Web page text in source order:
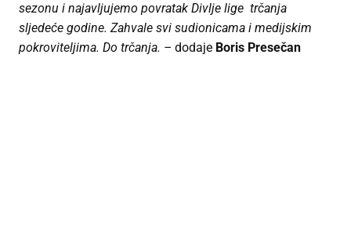
sezonu i najavljujemo povratak Divlje lige trčanja
sljedeće godine. Zahvale svi sudionicama i medijskim
pokroviteljima. Do trčanja. – dodaje Boris Presečan